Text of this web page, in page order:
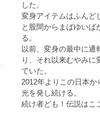
した。
変身アイテムはふんど
と股間からまばゆいば
る。
以前、変身の最中に通
り、それ以来むやみに
ていた。
2012年よりこの日本
光を発し続ける。
続け者ども！伝説はこ